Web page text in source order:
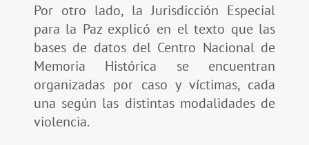
Por otro lado, la Jurisdicción Especial
para la Paz explicó en el texto que las
bases de datos del Centro Nacional de
Memoria Histórica se encuentran
organizadas por caso y víctimas, cada
una según las distintas modalidades de
violencia.